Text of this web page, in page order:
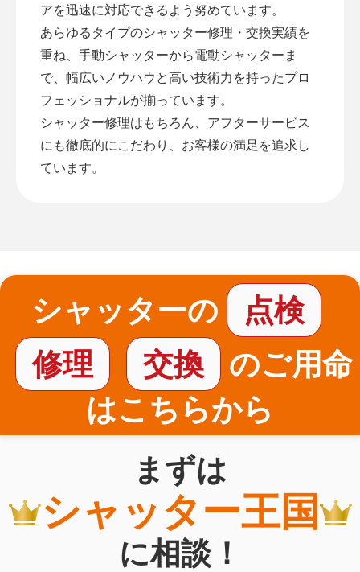
アを迅速に対応できるよう努めています。
あらゆるタイプのシャッター修理・交換実績を
重ね、手動シャッターから電動シャッターま
で、幅広いノウハウと高い技術力を持ったプロ
フェッショナルが揃っています。
シャッター修理はもちろん、アフターサービス
にも徹底的にこだわり、お客様の満足を追求し
ています。
シャッターの
点検
修理
交換
のご用命
はこちらから
まずは
シャッター王国
に相談！